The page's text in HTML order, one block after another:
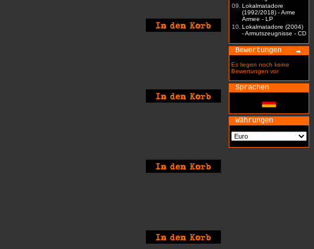
09. Lokalmatadore
(1992/2018) - Arme
Armee - LP
10. Lokalmatadore (2004)
- Armutszeugnisse - CD
Bewertungen
Es liegen noch keine
Bewertungen vor
Sprachen
Währungen